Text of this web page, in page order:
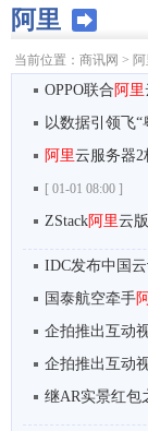
阿里
当前位置： 商讯网 >
OPPO联合 阿里
以数据引领飞“
阿里云服务器2
[ 01-01 08:00 ]
ZStack阿里云
IDC发布中国
国泰航空牵手
企拍推出互动
企拍推出互动
继AR实景红包